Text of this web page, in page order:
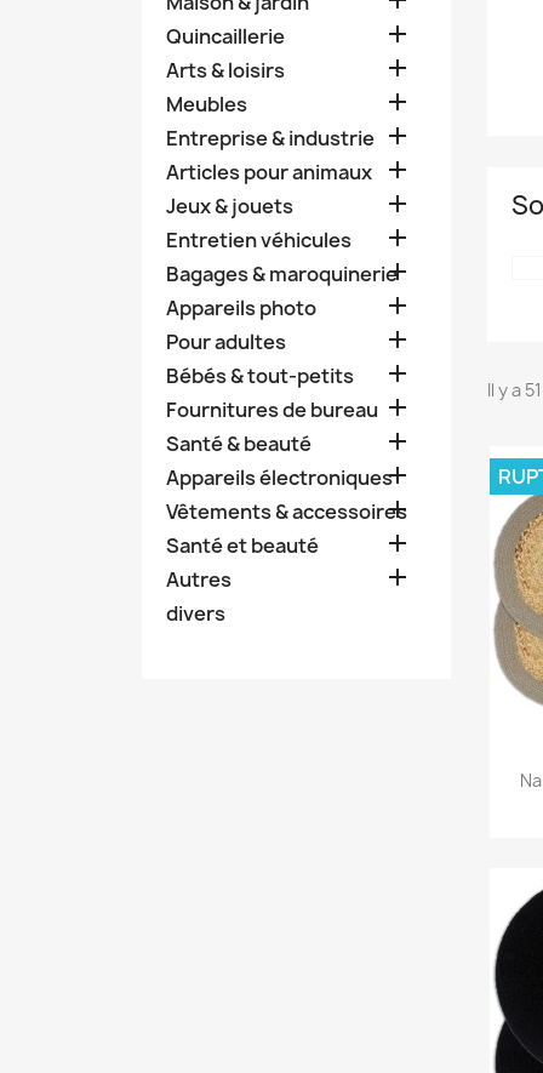
Quincaillerie 
Arts & loisirs 
Meubles 
Entreprise & industrie 
Articles pour animaux 
Jeux & jouets 
Entretien véhicules 
Bagages & maroquinerie

Appareils photo 
Pour adultes 
Bébés & tout-petits 
Fournitures de bureau 
Santé & beauté 
Appareils électroniques
Vêtements & accessoires

Santé et beauté 
Autres 
divers
Il y a